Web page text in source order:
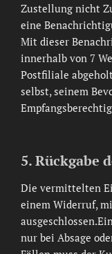
Zustellung nicht
eine
Mit dieser
innerhalb von 7
Postfiliale
selbst, seinem
5. Rückgabe
Die vermittelten
einem Widerruf,
nur bei Absage